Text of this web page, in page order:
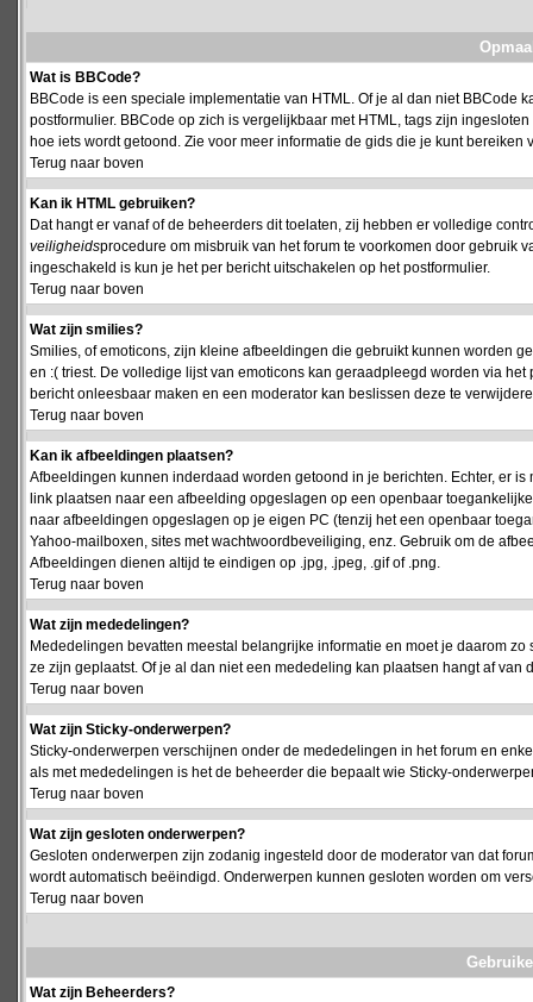
Wat is BBCode?
BBCode is een speciale implementatie van HTML. Of je al dan niet
postformulier. BBCode op zich is vergelijkbaar met HTML, tags zijn
hoe iets wordt getoond. Zie voor meer informatie de gids die je kunt bereiken
Terug naar boven
Kan ik HTML gebruiken?
Dat hangt er vanaf of de beheerders dit toelaten, zij hebben er volledige
veiligheidsprocedure om misbruik van het forum te voorkomen door gebruik
ingeschakeld is kun je het per bericht uitschakelen op het postformulier.
Terug naar boven
Wat zijn smilies?
Smilies, of emoticons, zijn kleine afbeeldingen die gebruikt kunnen worden
en :( triest. De volledige lijst van emoticons kan geraadpleegd worden via
bericht onleesbaar maken en een moderator kan beslissen deze te
Terug naar boven
Kan ik afbeeldingen plaatsen?
Afbeeldingen kunnen inderdaad worden getoond in je berichten. Echter, er
link plaatsen naar een afbeelding opgeslagen op een openbaar
naar afbeeldingen opgeslagen op je eigen PC (tenzij het een openbaar
Yahoo-mailboxen, sites met wachtwoordbeveiliging, enz. Gebruik om de
Afbeeldingen dienen altijd te eindigen op .jpg, .jpeg, .gif of .png.
Terug naar boven
Wat zijn mededelingen?
Mededelingen bevatten meestal belangrijke informatie en moet je daarom
ze zijn geplaatst. Of je al dan niet een mededeling kan plaatsen hangt af
Terug naar boven
Wat zijn Sticky-onderwerpen?
Sticky-onderwerpen verschijnen onder de mededelingen in het forum en
als met mededelingen is het de beheerder die bepaalt wie Sticky-
Terug naar boven
Wat zijn gesloten onderwerpen?
Gesloten onderwerpen zijn zodanig ingesteld door de moderator van dat
wordt automatisch beëindigd. Onderwerpen kunnen gesloten worden om
Terug naar boven
Wat zijn Beheerders?